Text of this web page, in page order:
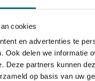
cookies
en advertenties te
Ook delen we informatie
Deze partners kunnen
op basis van uw